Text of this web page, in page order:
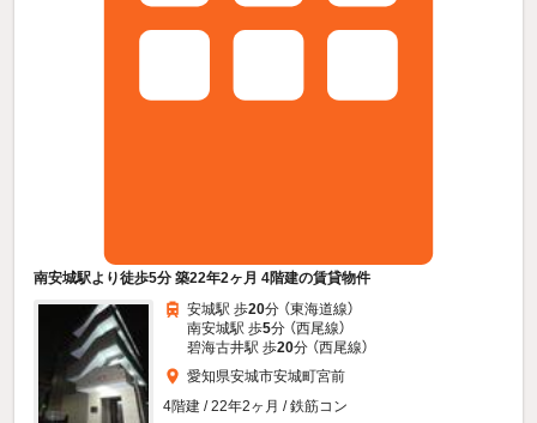
南安城駅より徒歩5分 築22年2ヶ月 4階建の賃貸物件
安城駅 歩20分 （東海道線）
南安城駅 歩5分 （西尾線）
碧海古井駅 歩20分 （西尾線）
愛知県安城市安城町宮前
4階建 / 22年2ヶ月 / 鉄筋コン